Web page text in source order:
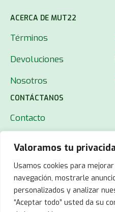
Valoramos tu
Usamos cookies para
navegación, mostrarle
personalizados y analizar
“Aceptar todo” usted da su
ACERCA DE MUT22
Términos
Devoluciones
Nosotros
CONTÁCTANOS
Contacto